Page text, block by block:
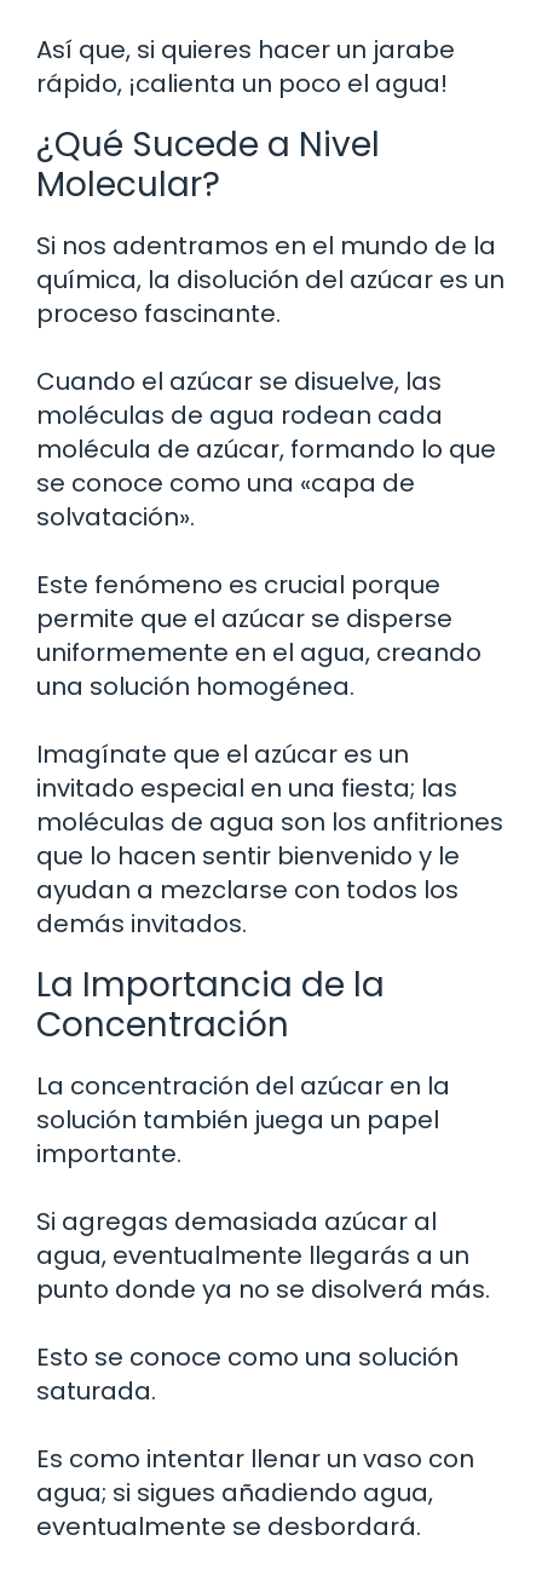
Así que, si quieres hacer un jarabe
rápido, ¡calienta un poco el agua!
¿Qué Sucede a Nivel
Molecular?
Si nos adentramos en el mundo de la
química, la disolución del azúcar es un
proceso fascinante.
Cuando el azúcar se disuelve, las
moléculas de agua rodean cada
molécula de azúcar, formando lo que
se conoce como una «capa de
solvatación».
Este fenómeno es crucial porque
permite que el azúcar se disperse
uniformemente en el agua, creando
una solución homogénea.
Imagínate que el azúcar es un
invitado especial en una fiesta; las
moléculas de agua son los anfitriones
que lo hacen sentir bienvenido y le
ayudan a mezclarse con todos los
demás invitados.
La Importancia de la
Concentración
La concentración del azúcar en la
solución también juega un papel
importante.
Si agregas demasiada azúcar al
agua, eventualmente llegarás a un
punto donde ya no se disolverá más.
Esto se conoce como una solución
saturada.
Es como intentar llenar un vaso con
agua; si sigues añadiendo agua,
eventualmente se desbordará.